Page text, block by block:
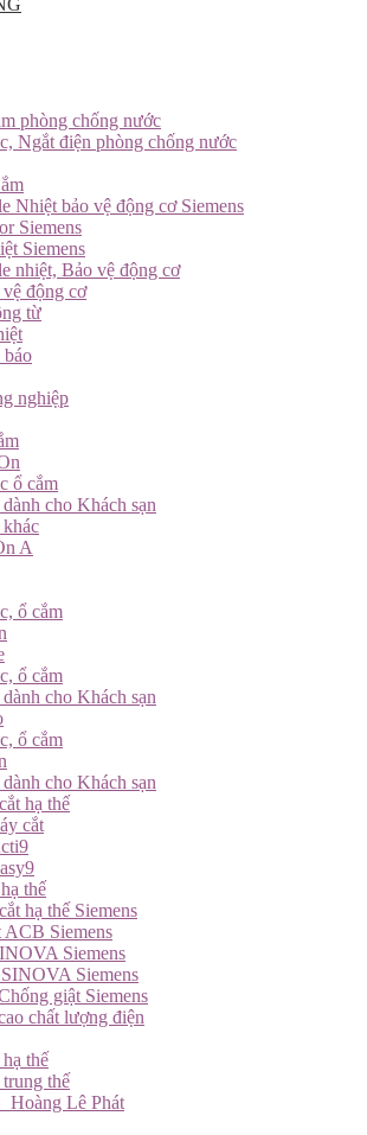
phòng chống nước
Ngắt điện phòng chống nước
Nhiệt bảo vệ động cơ Siemens
Siemens
Siemens
nhiệt, Bảo vệ động cơ
động cơ
từ
báo
nghiệp
ổ cắm
cho Khách sạn
A
ổ cắm
ổ cắm
cho Khách sạn
ổ cắm
cho Khách sạn
hạ thế
cắt
thế
hạ thế Siemens
ACB Siemens
Siemens
Siemens
giật Siemens
chất lượng điện
thế
thế
Lê Phát